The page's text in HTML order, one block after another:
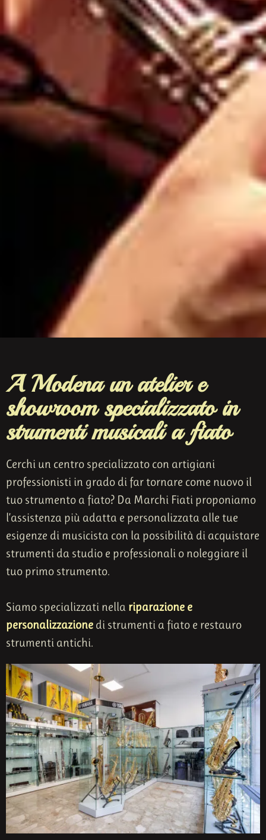
A Modena un atelier e
showroom specializzato in
strumenti musicali a fiato
Cerchi un centro specializzato con artigiani
professionisti in grado di far tornare come nuovo il
tuo strumento a fiato? Da Marchi Fiati proponiamo
l’assistenza più adatta e personalizzata alle tue
esigenze di musicista con la possibilità di acquistare
strumenti da studio e professionali o noleggiare il
tuo primo strumento.
Siamo specializzati nella riparazione e
personalizzazione di strumenti a fiato e restauro
strumenti antichi.